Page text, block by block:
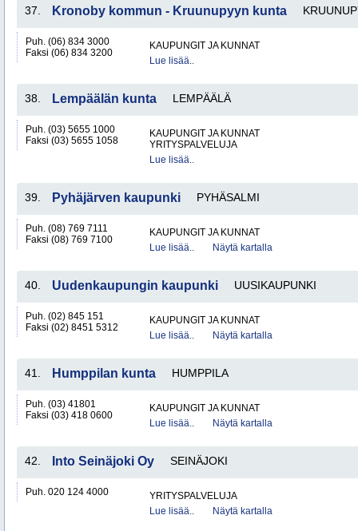
37. Kronoby kommun - Kruunupyyn kunta
Puh. (06) 834 3000
Faksi (06) 834 3200
KAUPUNGIT JA KUNNAT
Lue lisää..
38. Lempäälän kunta LEMPÄÄLÄ
Puh. (03) 5655 1000
Faksi (03) 5655 1058
KAUPUNGIT JA KUNNAT
YRITYSPALVELUJA
Lue lisää..
39. Pyhäjärven kaupunki PYHÄSALMI
Puh. (08) 769 7111
Faksi (08) 769 7100
KAUPUNGIT JA KUNNAT
Lue lisää..
Näytä kartalla
40. Uudenkaupungin kaupunki UUSIKAUPUNKI
Puh. (02) 845 151
Faksi (02) 8451 5312
KAUPUNGIT JA KUNNAT
Lue lisää..
Näytä kartalla
41. Humppilan kunta HUMPPILA
Puh. (03) 41801
Faksi (03) 418 0600
KAUPUNGIT JA KUNNAT
Lue lisää..
Näytä kartalla
42. Into Seinäjoki Oy SEINÄJOKI
Puh. 020 124 4000
YRITYSPALVELUJA
Lue lisää..
Näytä kartalla